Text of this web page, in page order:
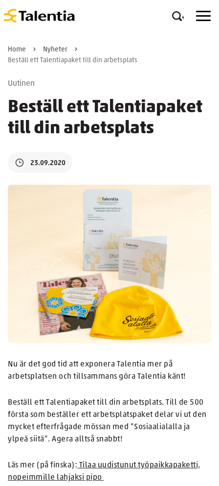
Home
Nyheter
Beställ ett Talentiapaket till din arbetsplats
Uutinen
Beställ ett Talentiapaket
till din arbetsplats
23.09.2020
Nu är det god tid att exponera Talentia mer på
arbetsplatsen och tillsammans göra Talentia känt!
Beställ ett Talentiapaket till din arbetsplats. Till de 500
första som beställer ett arbetsplatspaket delar vi ut den
mycket efterfrågade mössan med ”Sosiaalialalla ja
ylpeä siitä”. Agera alltså snabbt!
Läs mer (på finska): Tilaa uudistunut työpaikkapaketti,
nopeimmille lahjaksi pipo